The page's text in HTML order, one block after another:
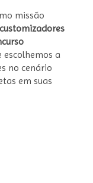
missão
customizadores
escolhemos a
no cenário
em suas